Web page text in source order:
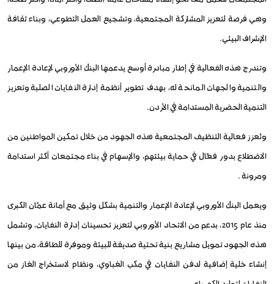
وهي فرصة لتعزيز المشاركة المجتمعية، وتشجيع العمل التطوعي، وبناء ثقافة
الإشراف البيئي.
وتندرج هذه الفعالية في إطار مبادرة أوسع يدعمها البنك الأوروبي لإعادة الإعمار
والتنمية والجهات المانحة له، بهدف تطوير أنظمة إدارة النفايات الصلبة وتعزيز
التنمية الحضرية المستدامة في الأردن.
وتُعزز فعالية التنظيف المجتمعية هذه الجهود من خلال تمكين المواطنين من
الاضطلاع بدور فعّال في حماية بيئتهم، والإسهام في بناء مجتمعات أكثر استدامة
ومرونة .
ويعمل البنك الأوروبي لإعادة الإعمار والتنمية بشكل وثيق مع أمانة عمّان الكبرى
منذ عام 2015، بدعم من الاتحاد الأوروبي لتعزيز تحسينات إدارة النفايات، وتشمل
هذه الجهود تمويل مشاريع بنية تحتية صديقة للبيئة وموفرة للطاقة، من بينها
إنشاء خلية إضافية لدفن النفايات في مكب الغباوي، ونظام لاستخراج الغاز من